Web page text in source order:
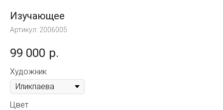
Изучающее
Артикул: 2006005
99 000 р.
Художник
Цвет